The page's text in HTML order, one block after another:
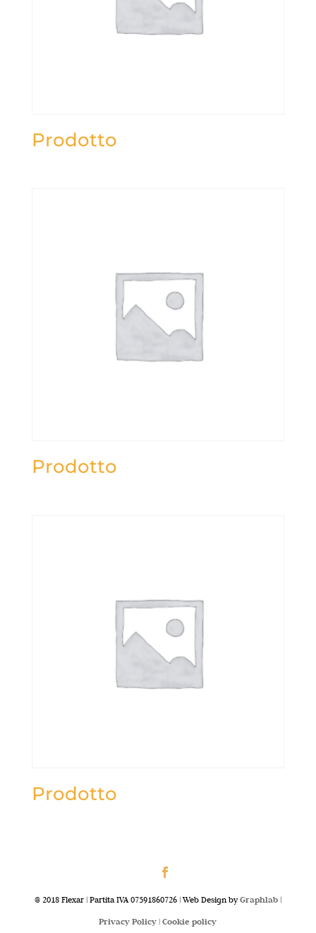
Prodotto
Prodotto
Prodotto
@ 2018 Flexar | Partita IVA 07591860726 | Web Design byGraphlab|
Privacy Policy |Cookie policy